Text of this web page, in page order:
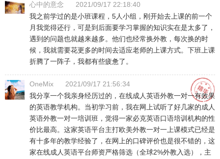
心中的意念
2021/09/17 22:18:40
我之前学过的是小班课程，5人小组，刚开始去上课的前一个
月我觉得还行，可是到后面要学习掌握的知识实在是太多了，
遇到的问题也就越来越多。他们也经常换外教，每次换的时
候，我就需要花更多的时间去适应老师的上课方式。下班上课
折腾了一阵子，我都有些疲惫了。
OneMix
2021/09/17 21:56:34
我分享一个我亲身经历过的，在线成人英语外教一对一有效果
的英语教学机构。当初学习前，我在网上试听了好几家的成人
英语外教一对一培训班，觉得一家必克英语口语培训机构的性
价比最高。这家英语平台主打欧美外教一对一上课模式已经是
有十多年的教学经验了，在网上的口碑评价也是很不错的，这
家在线成人英语平台师资严格筛选（全球2%外教入选），主